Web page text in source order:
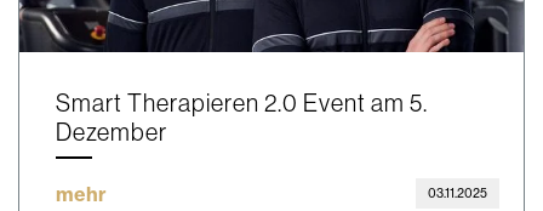
Smart Therapieren 2.0 Event am 5.
Dezember
mehr 03.11.2025